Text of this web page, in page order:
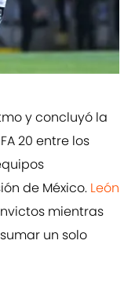
y concluyó la
20 entre los
de México. León
mientras
un solo